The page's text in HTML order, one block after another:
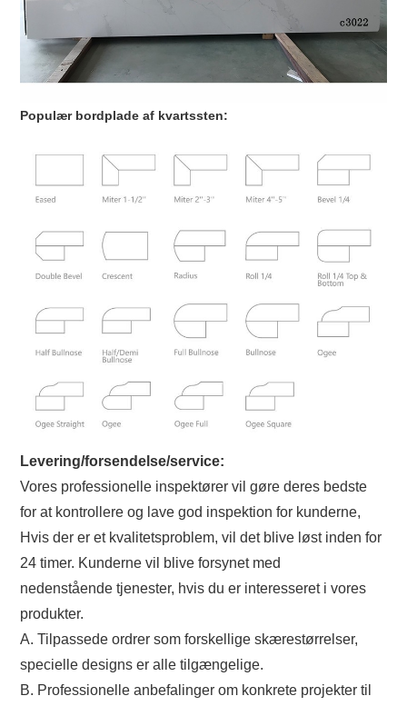
Populær bordplade af kvartssten:
Levering/forsendelse/service:
Vores professionelle inspektører vil gøre deres bedste
for at kontrollere og lave god inspektion for kunderne,
Hvis der er et kvalitetsproblem, vil det blive løst inden for
24 timer. Kunderne vil blive forsynet med
nedenstående tjenester, hvis du er interesseret i vores
produkter.
A. Tilpassede ordrer som forskellige skærestørrelser,
specielle designs er alle tilgængelige.
B. Professionelle anbefalinger om konkrete projekter til